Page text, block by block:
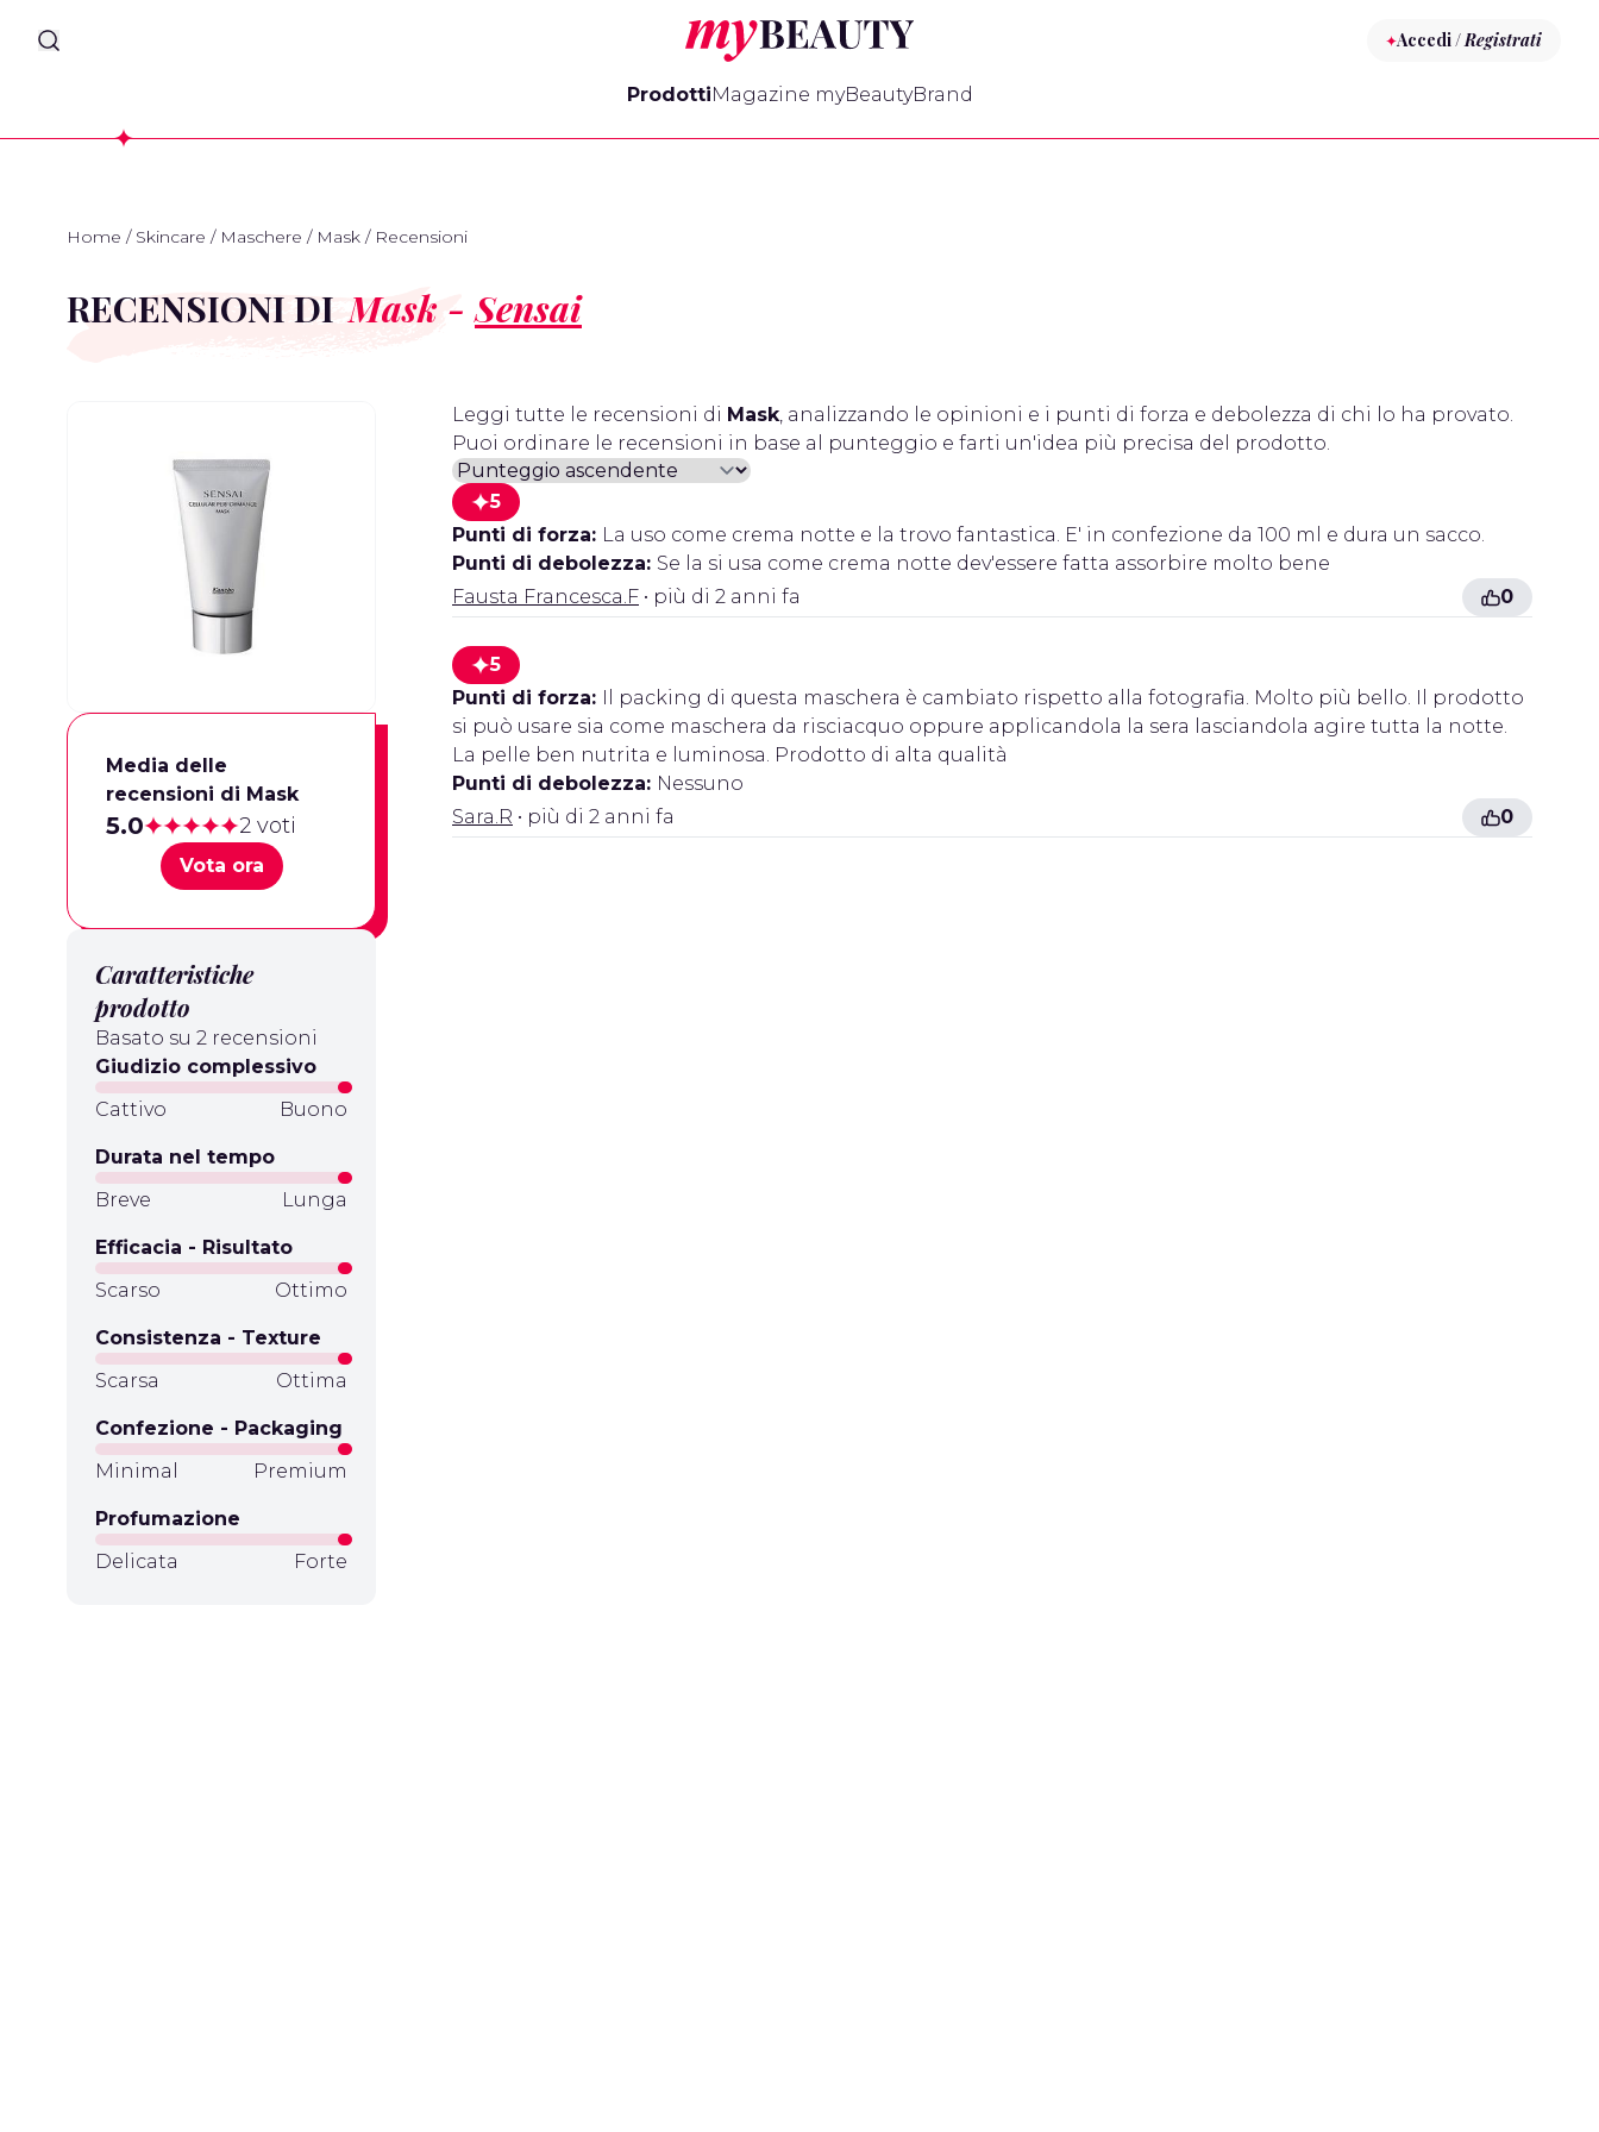
myBeauty Accedi /Registrati
ProdottiMagazine myBeautyBrand
Home / Skincare / Maschere / Mask / Recensioni
RECENSIONI DI Mask -Sensai
Media delle
recensioni di Mask
5.0 2 voti
Vota ora
Caratteristiche
prodotto
Basato su 2 recensioni
Giudizio complessivo
Cattivo
Buono
Durata nel tempo
Breve
Lunga
Efficacia - Risultato
Scarso
Ottimo
Consistenza - Texture
Scarsa
Ottima
Confezione - Packaging
Minimal
Premium
Profumazione
Delicata
Forte
Leggi tutte le recensioni di Mask, analizzando le opinioni e i punti di forza e debolezza di chi lo ha provato.
Puoi ordinare le recensioni in base al punteggio e farti un'idea più precisa del prodotto.
5
Punti di forza: La uso come crema notte e la trovo fantastica. E' in confezione da 100 ml e dura un sacco.
Punti di debolezza: Se la si usa come crema notte dev'essere fatta assorbire molto bene
Fausta Francesca.F • più di 2 anni fa 0
5
Punti di forza: Il packing di questa maschera è cambiato rispetto alla fotografia. Molto più bello. Il prodotto
si può usare sia come maschera da risciacquo oppure applicandola la sera lasciandola agire tutta la notte.
La pelle ben nutrita e luminosa. Prodotto di alta qualità
Punti di debolezza: Nessuno
Sara.R • più di 2 anni fa 0